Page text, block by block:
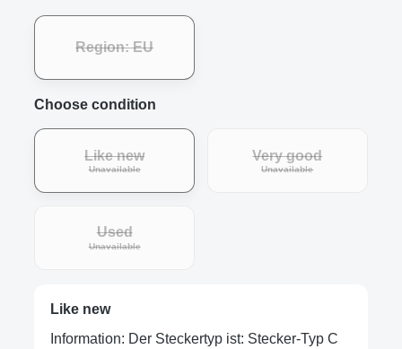
Region: EU
Choose condition
Like new
Unavailable
Very good
Unavailable
Used
Unavailable
Like new
Information: Der Steckertyp ist: Stecker-Typ C